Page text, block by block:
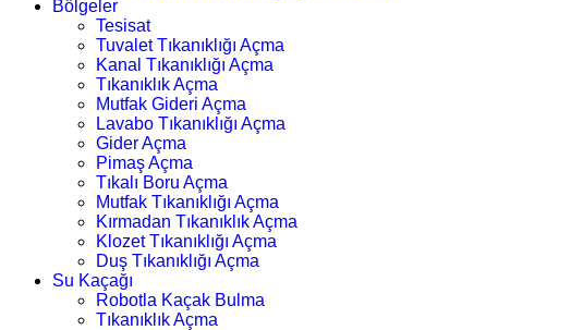
Bölgeler
Tesisat
Tuvalet Tıkanıklığı Açma
Kanal Tıkanıklığı Açma
Tıkanıklık Açma
Mutfak Gideri Açma
Lavabo Tıkanıklığı Açma
Gider Açma
Pimaş Açma
Tıkalı Boru Açma
Mutfak Tıkanıklığı Açma
Kırmadan Tıkanıklık Açma
Klozet Tıkanıklığı Açma
Duş Tıkanıklığı Açma
Su Kaçağı
Robotla Kaçak Bulma
Tıkanıklık Açma